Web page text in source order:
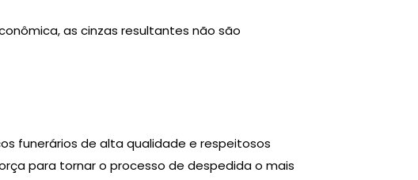
as cinzas resultantes não são
funerários de alta qualidade e respeitosos
para tornar o processo de despedida o mais